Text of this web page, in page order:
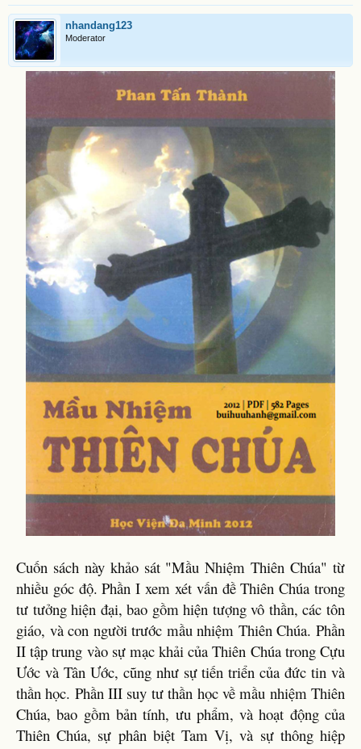
nhandang123
Moderator
Cuốn sách này khảo sát "Mầu Nhiệm Thiên Chúa" từ
nhiều góc độ. Phần I xem xét vấn đề Thiên Chúa trong
tư tưởng hiện đại, bao gồm hiện tượng vô thần, các tôn
giáo, và con người trước mầu nhiệm Thiên Chúa. Phần
II tập trung vào sự mạc khải của Thiên Chúa trong Cựu
Ước và Tân Ước, cũng như sự tiến triển của đức tin và
thần học. Phần III suy tư thần học về mầu nhiệm Thiên
Chúa, bao gồm bản tính, ưu phẩm, và hoạt động của
Thiên Chúa, sự phân biệt Tam Vị, và sự thông hiệp